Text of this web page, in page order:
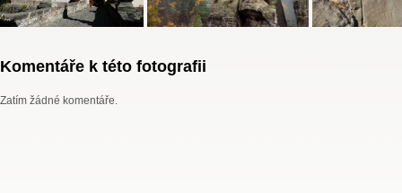
Komentáře k této fotografii
Zatím žádné komentáře.